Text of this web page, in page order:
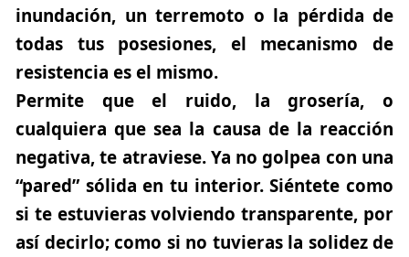
inundación, un terremoto o la pérdida de
todas tus posesiones, el mecanismo de
resistencia es el mismo.
Permite que el ruido, la grosería, o
cualquiera que sea la causa de la reacción
negativa, te atraviese. Ya no golpea con una
“pared” sólida en tu interior. Siéntete como
si te estuvieras volviendo transparente, por
así decirlo; como si no tuvieras la solidez de